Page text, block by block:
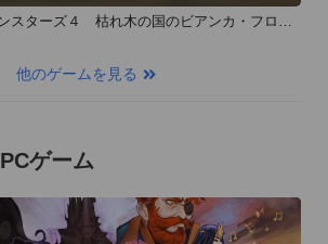
スターズ４ 枯れ木の国のビアンカ・フロー
他のゲームを見る
ゲーム